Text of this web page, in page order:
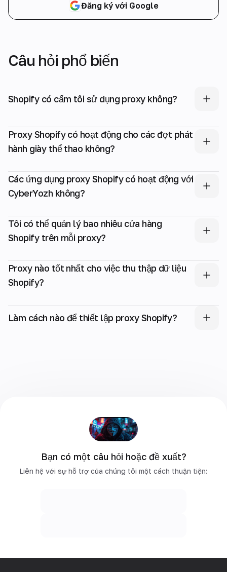
Đăng ký với Google
Câu hỏi phổ biến
Shopify có cấm tôi sử dụng proxy không?
Proxy Shopify có hoạt động cho các đợt phát
hành giày thể thao không?
Các ứng dụng proxy Shopify có hoạt động với
CyberYozh không?
Tôi có thể quản lý bao nhiêu cửa hàng
Shopify trên mỗi proxy?
Proxy nào tốt nhất cho việc thu thập dữ liệu
Shopify?
Làm cách nào để thiết lập proxy Shopify?
Bạn có một câu hỏi hoặc đề xuất?
Liên hệ với sự hỗ trợ của chúng tôi một cách thuận tiện: